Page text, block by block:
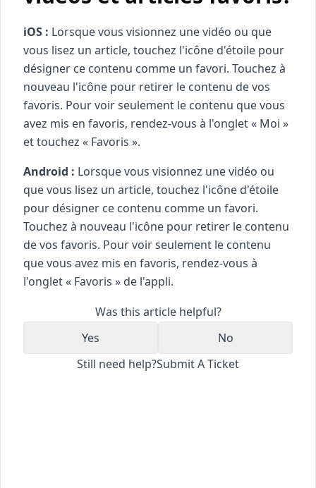
iOS : Lorsque vous visionnez une vidéo ou que
vous lisez un article, touchez l'icône d'étoile pour
désigner ce contenu comme un favori. Touchez à
nouveau l'icône pour retirer le contenu de vos
favoris. Pour voir seulement le contenu que vous
avez mis en favoris, rendez-vous à l'onglet « Moi »
et touchez « Favoris ».
Android : Lorsque vous visionnez une vidéo ou
que vous lisez un article, touchez l'icône d'étoile
pour désigner ce contenu comme un favori.
Touchez à nouveau l'icône pour retirer le contenu
de vos favoris. Pour voir seulement le contenu
que vous avez mis en favoris, rendez-vous à
l'onglet « Favoris » de l'appli.
Was this article helpful?
Yes
No
Still need help?Submit A Ticket